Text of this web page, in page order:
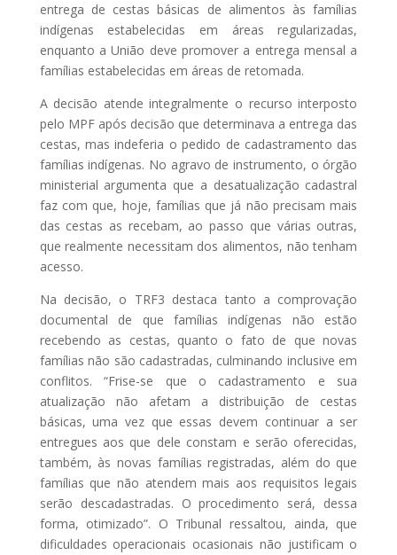
entrega de cestas básicas de alimentos às famílias
indígenas estabelecidas em áreas regularizadas,
enquanto a União deve promover a entrega mensal a
famílias estabelecidas em áreas de retomada.
A decisão atende integralmente o recurso interposto
pelo MPF após decisão que determinava a entrega das
cestas, mas indeferia o pedido de cadastramento das
famílias indígenas. No agravo de instrumento, o órgão
ministerial argumenta que a desatualização cadastral
faz com que, hoje, famílias que já não precisam mais
das cestas as recebam, ao passo que várias outras,
que realmente necessitam dos alimentos, não tenham
acesso.
Na decisão, o TRF3 destaca tanto a comprovação
documental de que famílias indígenas não estão
recebendo as cestas, quanto o fato de que novas
famílias não são cadastradas, culminando inclusive em
conflitos. “Frise-se que o cadastramento e sua
atualização não afetam a distribuição de cestas
básicas, uma vez que essas devem continuar a ser
entregues aos que dele constam e serão oferecidas,
também, às novas famílias registradas, além do que
famílias que não atendem mais aos requisitos legais
serão descadastradas. O procedimento será, dessa
forma, otimizado”. O Tribunal ressaltou, ainda, que
dificuldades operacionais ocasionais não justificam o